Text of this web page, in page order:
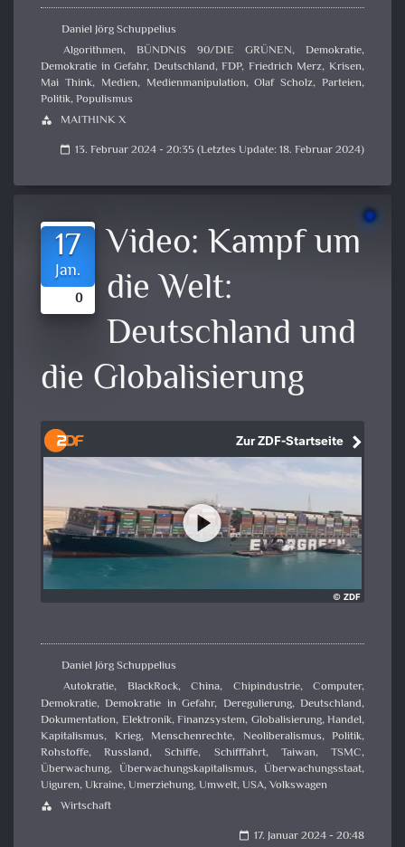
Daniel Jörg Schuppelius
Algorithmen, BÜNDNIS 90/DIE GRÜNEN, Demokratie,
Demokratie in Gefahr, Deutschland,FDP, Friedrich Merz,Krisen,
Mai Think, Medien, Medienmanipulation,Olaf Scholz,Parteien,
Politik,Populismus
category MAITHINK X
calendar_today 13. Februar 2024 - 20:35 (Letztes Update: 18. Februar 2024)
17
Jan.
0
Video: Kampf um
die Welt:
Deutschland und
die Globalisierung
Daniel Jörg Schuppelius
Autokratie, BlackRock, China, Chipindustrie, Computer,
Demokratie,Demokratie in Gefahr, Deregulierung,Deutschland,
Dokumentation, Elektronik,Finanzsystem, Globalisierung,Handel,
Kapitalismus, Krieg, Menschenrechte, Neoliberalismus, Politik,
Rohstoffe,Russland,Schiffe, Schifffahrt, Taiwan,TSMC,
Überwachung, Überwachungskapitalismus, Überwachungsstaat,
Uiguren,Ukraine,Umerziehung,Umwelt,USA,Volkswagen
category Wirtschaft
calendar_today 17. Januar 2024 - 20:48